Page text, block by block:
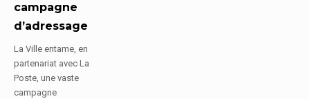
campagne
d’adressage
La Ville entame, en
partenariat avec La
Poste, une vaste
campagne